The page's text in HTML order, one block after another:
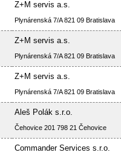
Z+M servis a.s.
Plynárenská 7/A 821 09 Bratislava
Z+M servis a.s.
Plynárenská 7/A 821 09 Bratislava
Z+M servis a.s.
Plynárenská 7/A 821 09 Bratislava
Aleš Polák s.r.o.
Čehovice 201 798 21 Čehovice
Commander Services s.r.o.